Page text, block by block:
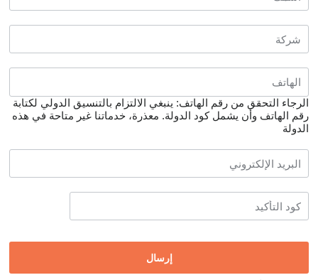
الرجاء التحقق من رقم الهاتف: ينبغي الالتزام بالتنسيق الدولي لكتابة
رقم الهاتف وأن يشمل كود الدولة. معذرة، خدماتنا غير متاحة في هذه
الدولة